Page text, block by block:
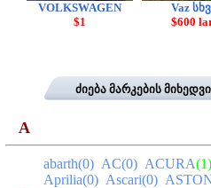
VOLKSWAGEN
$1
Vaz
$600
ძიება მარკების
A
abarth(0) AC(0) ACURA
Aprilia(0) Ascari(0)